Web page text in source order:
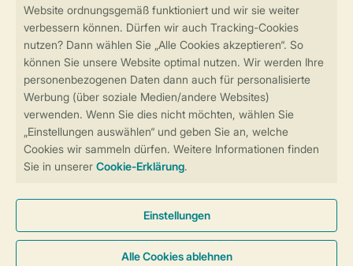
Sicherstellung Deiner Privatsphäre
Sicher und schnell zur Online-Buchung
Sichere Datenübertragung
Sicheres Bezahlen